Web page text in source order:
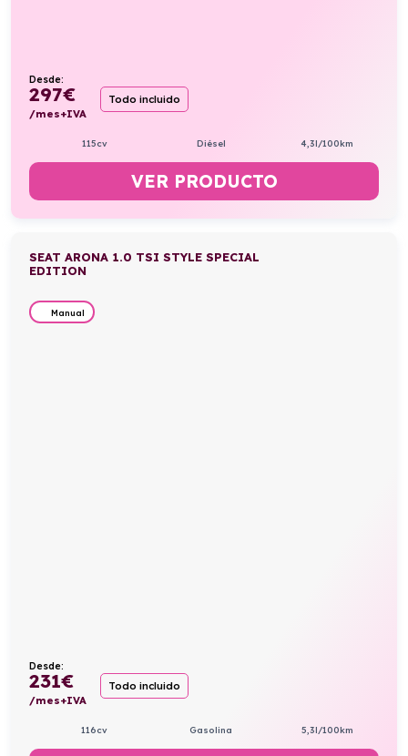
Desde:
297€
/mes+IVA
Todo incluido
115cv Diésel 4,3l/100km
VER PRODUCTO
SEAT ARONA 1.0 TSI STYLE SPECIAL
EDITION
Manual
Desde:
231€
/mes+IVA
Todo incluido
116cv Gasolina 5,3l/100km